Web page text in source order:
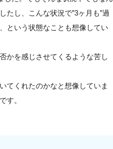
たし、こんな状況で”3ヶ月も”過
という状態なことも想像してい
かを感じさせてくるような苦し
てくれたのかなと想像していま
す。